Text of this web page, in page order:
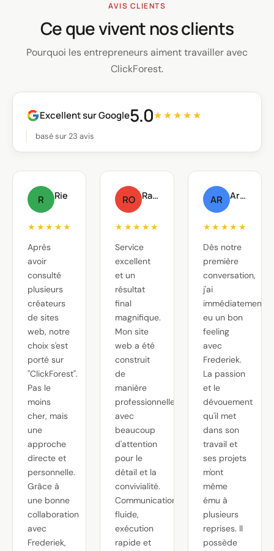
AVIS CLIENTS
Ce que vivent nos clients
Pourquoi les entrepreneurs aiment travailler avec
ClickForest.
Excellent sur Google5.0★★★★★
basé sur 23 avis
R Rie
★★★★★
Après
avoir
consulté
plusieurs
créateurs
de sites
web, notre
choix s'est
porté sur
"ClickForest".
Pas le
moins
cher, mais
une
approche
directe et
personnelle.
Grâce à
une bonne
collaboration
avec
Frederiek,
RO Raf Oste
★★★★★
Service
excellent
et un
résultat
final
magnifique.
Mon site
web a été
construit
de
manière
professionnelle,
avec
beaucoup
d'attention
pour le
détail et la
convivialité.
Communication
fluide,
exécution
rapide et
AR Arnout Raskin
★★★★★
Dès notre
première
conversation,
j'ai
immédiatement
eu un bon
feeling
avec
Frederiek.
La passion
et le
dévouement
qu'il met
dans son
travail et
ses projets
m'ont
même
ému à
plusieurs
reprises. Il
possède